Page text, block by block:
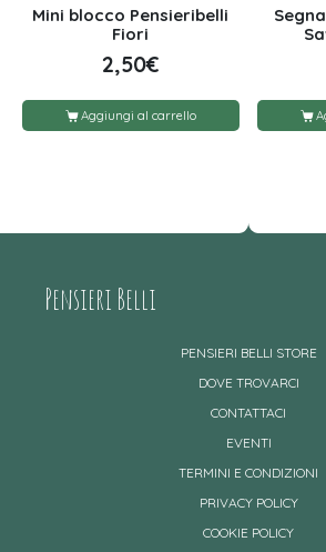
Mini blocco Pensieribelli
Fiori
2,50€
Aggiungi al carrello
Pensieri Belli
PENSIERI BELLI STORE
DOVE TROVARCI
CONTATTACI
EVENTI
TERMINI E CONDIZIONI
PRIVACY POLICY
COOKIE POLICY